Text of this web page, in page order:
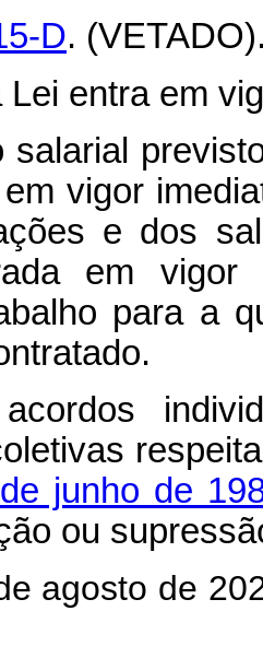
D.
Lei entra em
salarial
vigor
e dos
em vigor
para a
junho de
ou
agosto de